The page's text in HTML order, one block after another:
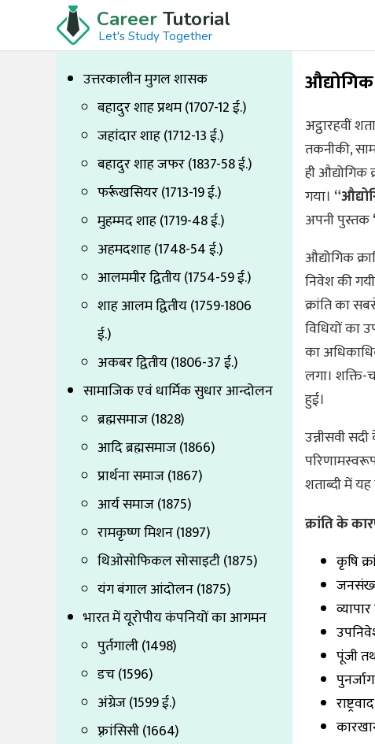
Career Tutorial
Let's Study Together
उत्तरकालीन मुगल शासक
बहादुर शाह प्रथम (1707-12 ई.)
जहांदार शाह (1712-13 ई.)
बहादुर शाह जफर (1837-58 ई.)
फर्रूखसियर (1713-19 ई.)
मुहम्मद शाह (1719-48 ई.)
अहमदशाह (1748-54 ई.)
आलममीर द्वितीय (1754-59 ई.)
शाह आलम द्वितीय (1759-1806
ई.)
अकबर द्वितीय (1806-37 ई.)
सामाजिक एवं धार्मिक सुधार आन्दोलन
ब्रह्मसमाज (1828)
आदि ब्रह्मसमाज (1866)
प्रार्थना समाज (1867)
आर्य समाज (1875)
रामकृष्ण मिशन (1897)
थिओसोफिकल सोसाइटी (1875)
यंग बंगाल आंदोलन (1875)
भारत में यूरोपीय कंपनियों का आगमन
पुर्तगाली (1498)
डच (1596)
अंग्रेज (1599 ई.)
फ़्रांसिसी (1664)
औद्योगिक
अट्ठारहवीं
तकनीकी,
ही औद्योगिक
गया।
अपनी पुस्तक
औद्योगिक
निवेश की
क्रांति का
विधियों का
का
लगा। शक्ति-
हुई।
उन्नीसवी
शताब्दी में
क्रांति के
कृषि
पूंजी
राष्ट्रवाद